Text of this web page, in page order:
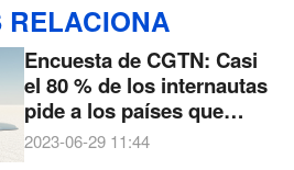
RELACIONA
Encuesta de CGTN: Casi
el 80 % de los internautas
pide a los países que
cooperen para hacer
2023-06-29 11:44